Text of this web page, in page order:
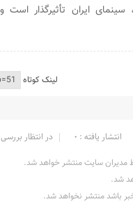
سینمای ایران تأثیرگذار
لینک کوتاه
در انتظار بررسی انتشار یافته : ۰
مدیران سایت منتشر خواهد شد.
شد.
باشد منتشر نخواهد شد.